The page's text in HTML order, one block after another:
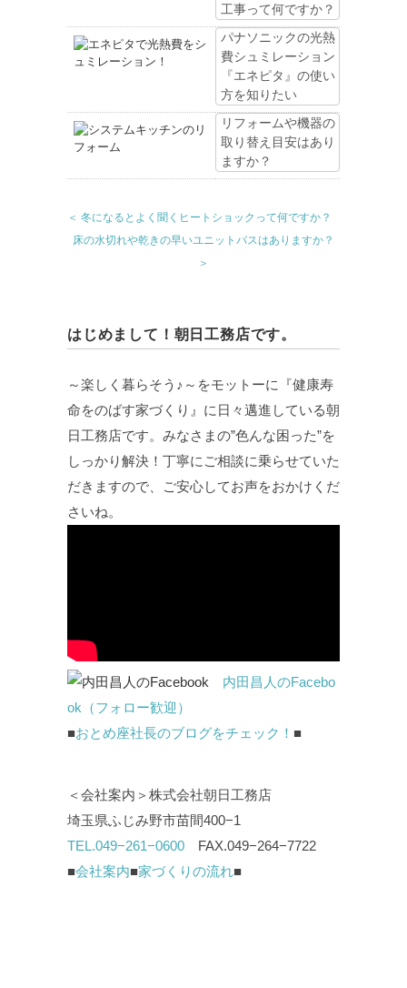
工事って何ですか？
パナソニックの光熱
費シュミレーション
『エネピタ』の使い
方を知りたい
リフォームや機器の
取り替え目安はあり
ますか？
＜ 冬になるとよく聞くヒートショックって何ですか？
床の水切れや乾きの早いユニットバスはありますか？
＞
はじめまして！朝日工務店です。
～楽しく暮らそう♪～をモットーに『健康寿
命をのばす家づくり』に日々邁進している朝
日工務店です。みなさまの”色んな困った”を
しっかり解決！丁寧にご相談に乗らせていた
だきますので、ご安心してお声をおかけくだ
さいね。
内田昌人のFacebo
ok（フォロー歓迎）
■おとめ座社長のブログをチェック！ ■
＜会社案内＞株式会社朝日工務店
埼玉県ふじみ野市苗間400−1
TEL.049−261−0600 FAX.049−264−7722
■会社案内■家づくりの流れ■